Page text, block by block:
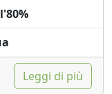
Leggi di più